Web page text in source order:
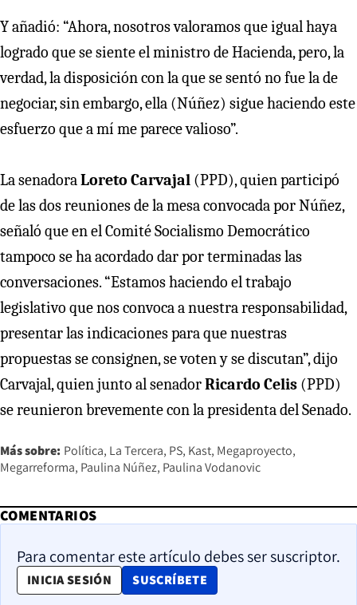
Y añadió: “Ahora, nosotros valoramos que igual haya
logrado que se siente el ministro de Hacienda, pero, la
verdad, la disposición con la que se sentó no fue la de
negociar, sin embargo, ella (Núñez) sigue haciendo este
esfuerzo que a mí me parece valioso”.
La senadoraLoreto Carvajal (PPD), quien participó
de las dos reuniones de la mesa convocada por Núñez,
señaló que en el Comité Socialismo Democrático
tampoco se ha acordado dar por terminadas las
conversaciones. “Estamos haciendo el trabajo
legislativo que nos convoca a nuestra responsabilidad,
presentar las indicaciones para que nuestras
propuestas se consignen, se voten y se discutan”, dijo
Carvajal, quien junto al senadorRicardo Celis (PPD)
se reunieron brevemente con la presidenta del Senado.
Más sobre: Política La Tercera PS Kast Megaproyecto
Megarreforma Paulina Núñez Paulina Vodanovic
COMENTARIOS
Para comentar este artículo debes ser suscriptor.
INICIA SESIÓN SUSCRÍBETE
OPENS IN NEW WINDOW